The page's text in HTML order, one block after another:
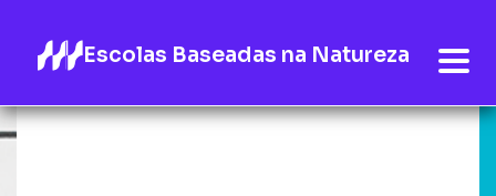
Escolas Baseadas na Natureza